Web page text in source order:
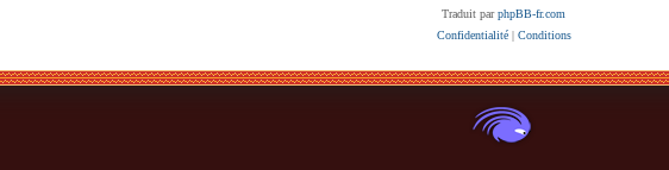
Traduit parphpBB-fr.com
Confidentialité| Conditions